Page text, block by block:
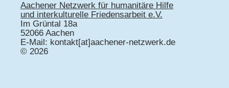
Aachener Netzwerk für humanitäre Hilfe
und interkulturelle Friedensarbeit e.V.
Im Grüntal 18a
52066 Aachen
E-Mail: kontakt[at]aachener-netzwerk.de
© 2026